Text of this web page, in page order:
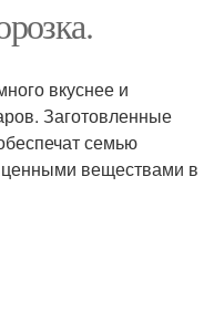
вкуснее и
Заготовленные
семью
веществами в